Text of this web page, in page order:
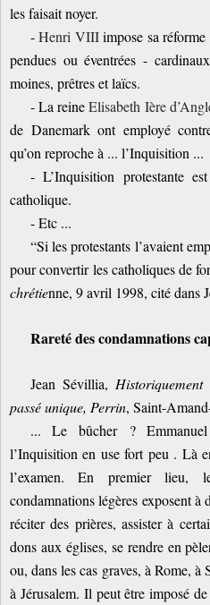
les faisait noyer.
-Henri VIIIimpose sa
pendues ou éventrées -
moines, prêtres et laïcs.
- La reineElisabeth Ière
de Danemark ont employé
qu’on reproche à ... l’Inquisition ...
- L’Inquisition protestante
catholique.
- Etc ...
“Si les protestants l’avaient
pour convertir les catholiques de
chrétienne, 9 avril 1998, cité dans
Rareté des condamnations
Jean Sévillia,
passé unique, Perrin, Saint-
... Le bûcher ?
l’Inquisition en use fort peu . Là
l’examen. En premier lieu,
condamnations légères exposent à
réciter des prières, assister à
dons aux églises, se rendre en
ou, dans les cas graves, à Rome,
à Jérusalem. Il peut être imposé